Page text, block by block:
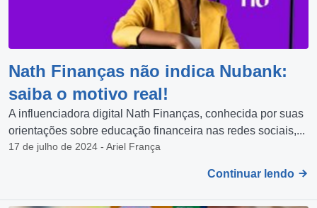
Nath Finanças não indica Nubank:
saiba o motivo real!
A influenciadora digital Nath Finanças, conhecida por suas
orientações sobre educação financeira nas redes sociais,...
17 de julho de 2024 - Ariel França
Continuar lendo